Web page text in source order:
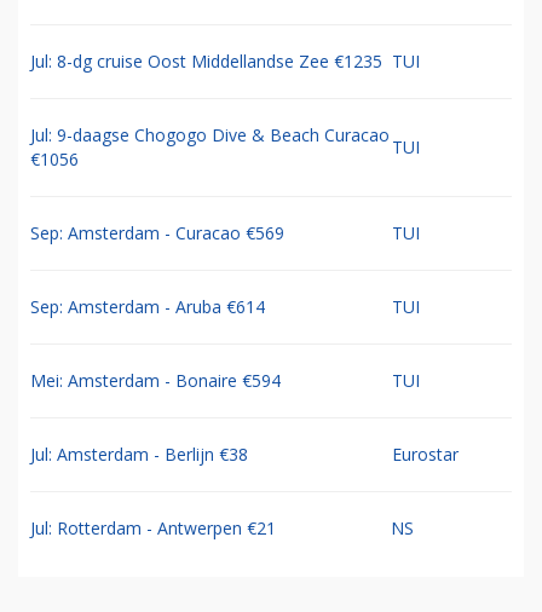
Jul: 8-dg cruise Oost Middellandse Zee €1235 TUI
Jul: 9-daagse Chogogo Dive & Beach Curacao
€1056
TUI
Sep: Amsterdam - Curacao €569 TUI
Sep: Amsterdam - Aruba €614 TUI
Mei: Amsterdam - Bonaire €594 TUI
Jul: Amsterdam - Berlijn €38 Eurostar
Jul: Rotterdam - Antwerpen €21 NS